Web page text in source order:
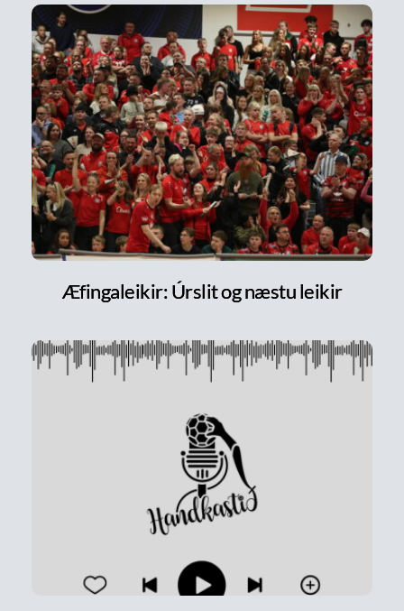
Æfingaleikir: Úrslit og næstu leikir